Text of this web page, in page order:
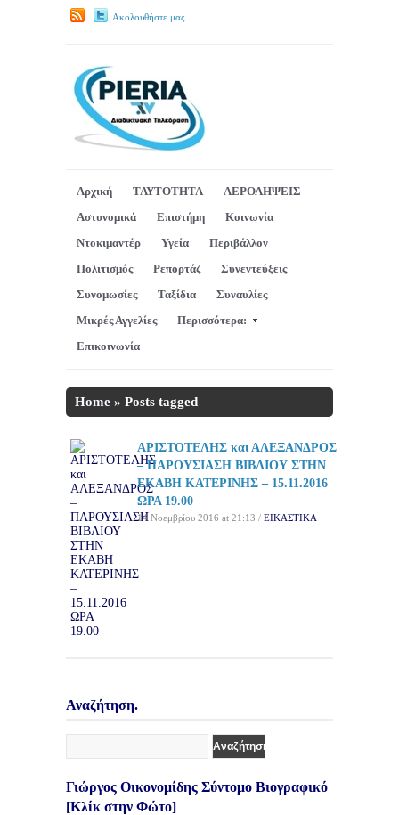
Ακολουθήστε μας.
Αρχική ΤΑΥΤΟΤΗΤΑ
ΑΕΡΟΛΗΨΕΙΣ
Αστυνομικά
Επιστήμη
Κοινωνία
Ντοκιμαντέρ
Υγεία
Περιβάλλον
Πολιτισμός
Ρεπορτάζ
Συνεντεύξεις
Συνομωσίες
Ταξίδια
Συναυλίες
Μικρές Αγγελίες
Περισσότερα:
Επικοινωνία
Home » Posts tagged
ΑΡΙΣΤΟΤΕΛΗΣ και ΑΛΕΞΑΝΔΡΟΣ
– ΠΑΡΟΥΣΙΑΣΗ ΒΙΒΛΙΟΥ ΣΤΗΝ
ΕΚΑΒΗ ΚΑΤΕΡΙΝΗΣ – 15.11.2016
ΩΡΑ 19.00
14 Νοεμβρίου 2016 at 21:13 / ΕΙΚΑΣΤΙΚΑ
Αναζήτηση.
Γιώργος Οικονομίδης Σύντομο Βιογραφικό
[Κλίκ στην Φώτο]